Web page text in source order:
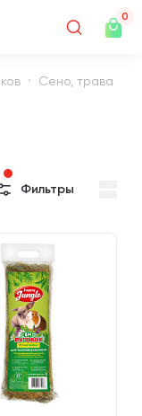
0
Сено, трава
Фильтры